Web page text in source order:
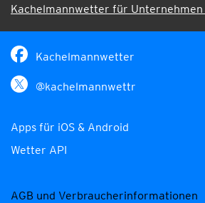
Kachelmannwetter für
Kachelmannwetter
@kachelmannwettr
Apps für iOS & Android
Wetter API
AGB und Verbraucherinformationen